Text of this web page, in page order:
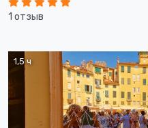
1 отзыв
1,5 ч